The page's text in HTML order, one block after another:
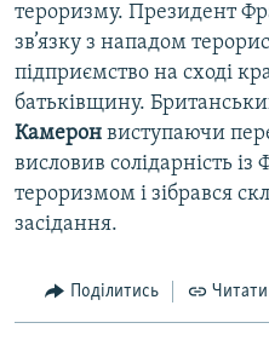
тероризму. Президент
зв’язку з нападом
підприємство на сході
батьківщину.
Камерон виступаючи
висловив солідарність із
тероризмом і зібрався
засідання.
Поділитись